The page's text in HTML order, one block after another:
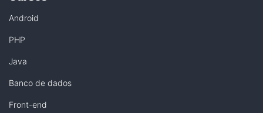
Android
PHP
Java
Banco de dados
Front-end